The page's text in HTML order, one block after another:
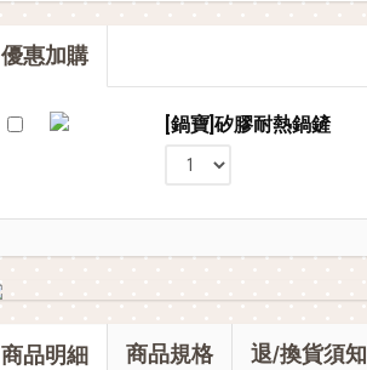
優惠加購
[鍋寶]矽膠耐熱鍋鏟
商品明細 商品規格 退/換貨須知